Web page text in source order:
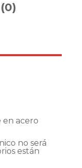
en acero
no será
están